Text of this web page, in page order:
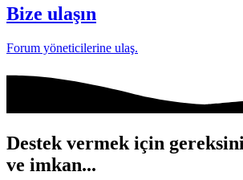
Bize ulaşın
Forum yöneticilerine ulaş.
Destek vermek için
ve imkan...